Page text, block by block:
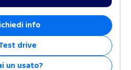
info
drive
un usato?